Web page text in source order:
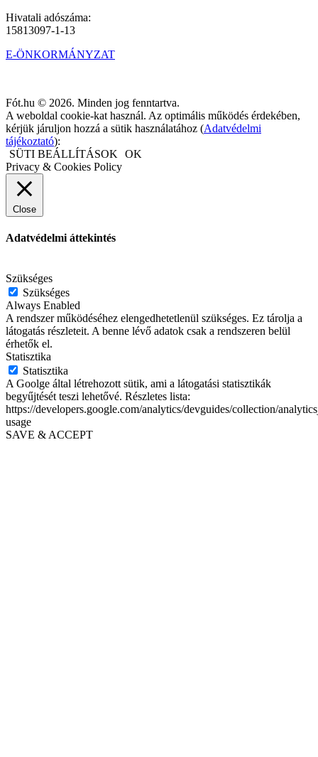
Hivatali adószáma:
15813097-1-13
E-ÖNKORMÁNYZAT
Fót.hu © 2026. Minden jog fenntartva.
A weboldal cookie-kat használ. Az optimális működés érdekében,
kérjük járuljon hozzá a sütik használatához (Adatvédelmi
tájékoztató):
SÜTI BEÁLLÍTÁSOK
OK
Privacy & Cookies Policy
Close
Adatvédelmi áttekintés
Szükséges
Szükséges
Always Enabled
A rendszer működéséhez elengedhetetlenül szükséges. Ez tárolja a
látogatás részleteit. A benne lévő adatok csak a rendszeren belül
érhetők el.
Statisztika
Statisztika
A Goolge által létrehozott sütik, ami a látogatási statisztikák
begyűjtését teszi lehetővé. Részletes lista:
https://developers.google.com/analytics/devguides/collection/
usage
SAVE & ACCEPT